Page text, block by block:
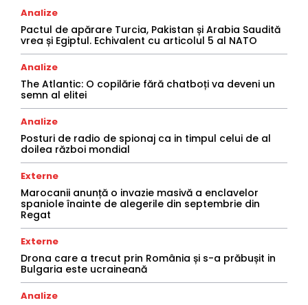
Analize
Pactul de apărare Turcia, Pakistan și Arabia Saudită
vrea și Egiptul. Echivalent cu articolul 5 al NATO
Analize
The Atlantic: O copilărie fără chatboți va deveni un
semn al elitei
Analize
Posturi de radio de spionaj ca in timpul celui de al
doilea război mondial
Externe
Marocanii anunță o invazie masivă a enclavelor
spaniole înainte de alegerile din septembrie din
Regat
Externe
Drona care a trecut prin România și s-a prăbușit in
Bulgaria este ucraineană
Analize